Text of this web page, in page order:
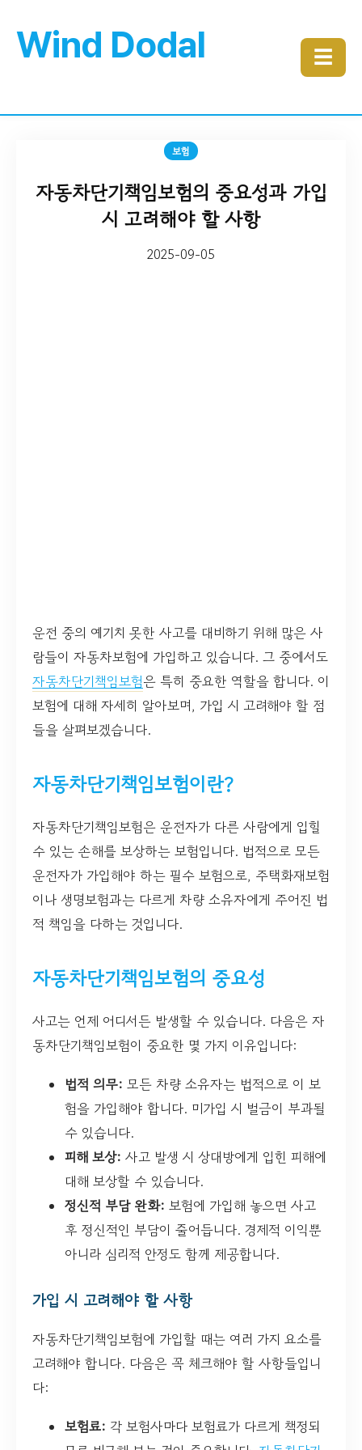
Wind Dodal ☰
보험
자동차단기책임보험의 중요성과 가입
시 고려해야 할 사항
2025-09-05
운전 중의 예기치 못한 사고를 대비하기 위해 많은 사
람들이 자동차보험에 가입하고 있습니다. 그 중에서도
자동차단기책임보험은 특히 중요한 역할을 합니다. 이
보험에 대해 자세히 알아보며, 가입 시 고려해야 할 점
들을 살펴보겠습니다.
자동차단기책임보험이란?
자동차단기책임보험은 운전자가 다른 사람에게 입힐
수 있는 손해를 보상하는 보험입니다. 법적으로 모든
운전자가 가입해야 하는 필수 보험으로, 주택화재보험
이나 생명보험과는 다르게 차량 소유자에게 주어진 법
적 책임을 다하는 것입니다.
자동차단기책임보험의 중요성
사고는 언제 어디서든 발생할 수 있습니다. 다음은 자
동차단기책임보험이 중요한 몇 가지 이유입니다:
법적 의무: 모든 차량 소유자는 법적으로 이 보
험을 가입해야 합니다. 미가입 시 벌금이 부과될
수 있습니다.
피해 보상: 사고 발생 시 상대방에게 입힌 피해에
대해 보상할 수 있습니다.
정신적 부담 완화: 보험에 가입해 놓으면 사고
후 정신적인 부담이 줄어듭니다. 경제적 이익뿐
아니라 심리적 안정도 함께 제공합니다.
가입 시 고려해야 할 사항
자동차단기책임보험에 가입할 때는 여러 가지 요소를
고려해야 합니다. 다음은 꼭 체크해야 할 사항들입니
다:
보험료: 각 보험사마다 보험료가 다르게 책정되